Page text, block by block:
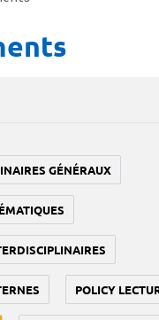
GÉNÉRAUX
POLICY